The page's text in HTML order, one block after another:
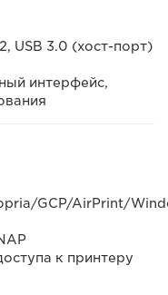
USB 3.0 (хост-порт)
интерфейс,
GCP/AirPrint/
к принтеру